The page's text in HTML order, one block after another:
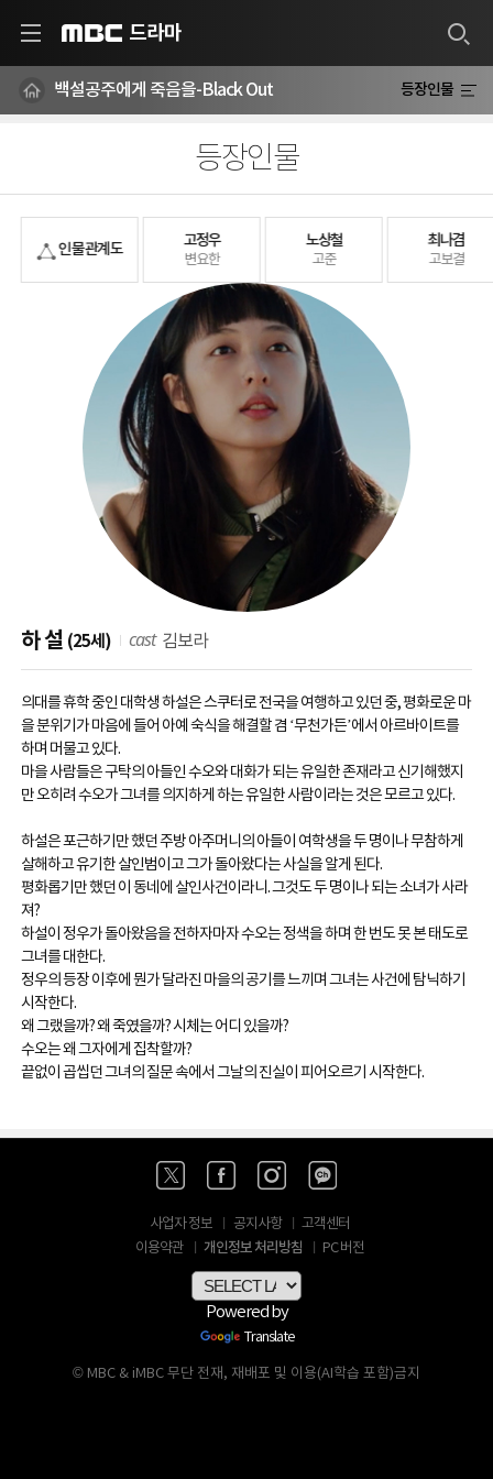
드라마
백설공주에게 죽음을-Black Out 등장인물
등장인물
인물 관계도 고정우
변요한
노상철
고준
최나겸
고보결
하 설 (25세) cast 김보라
의대를 휴학 중인 대학생 하설은 스쿠터로 전국을 여행하고 있던 중, 평화로운 마
을 분위기가 마음에 들어 아예 숙식을 해결할 겸 ‘무천가든’에서 아르바이트를
하며 머물고 있다.
마을 사람들은 구탁의 아들인 수오와 대화가 되는 유일한 존재라고 신기해했지
만 오히려 수오가 그녀를 의지하게 하는 유일한 사람이라는 것은 모르고 있다.
하설은 포근하기만 했던 주방 아주머니의 아들이 여학생을 두 명이나 무참하게
살해하고 유기한 살인범이고 그가 돌아왔다는 사실을 알게 된다.
평화롭기만 했던 이 동네에 살인사건이라니. 그것도 두 명이나 되는 소녀가 사라
져?
하설이 정우가 돌아왔음을 전하자마자 수오는 정색을 하며 한 번도 못 본 태도로
그녀를 대한다.
정우의 등장 이후에 뭔가 달라진 마을의 공기를 느끼며 그녀는 사건에 탐닉하기
시작한다.
왜 그랬을까? 왜 죽였을까? 시체는 어디 있을까?
수오는 왜 그자에게 집착할까?
끝없이 곱씹던 그녀의 질문 속에서 그날의 진실이 피어오르기 시작한다.
사업자 정보 공지사항
고객센터
이용약관
개인정보 처리방침 PC 버전
Powered by
Translate
© MBC & iMBC 무단 전재, 재배포 및 이용(AI학습 포함)금지